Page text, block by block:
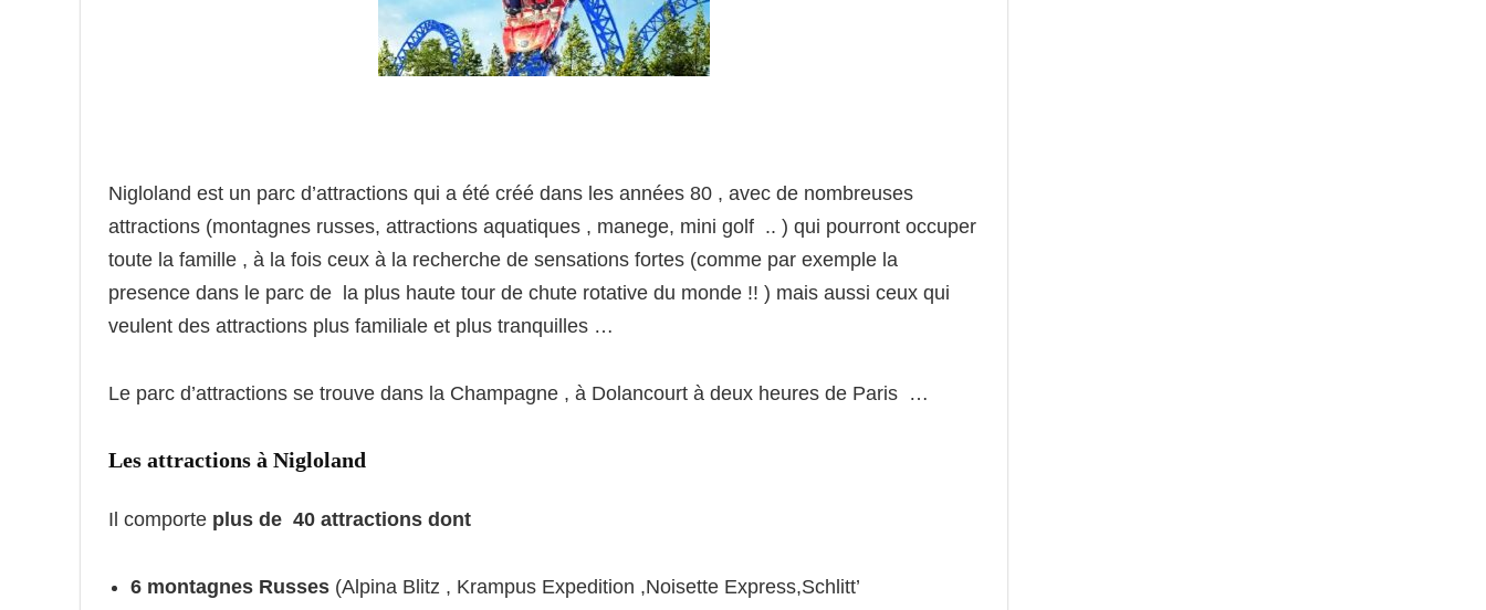
Nigloland est un parc d’attractions qui a été créé dans les années 80 , avec de nombreuses
attractions (montagnes russes, attractions aquatiques , manege, mini golf .. ) qui pourront occuper
toute la famille , à la fois ceux à la recherche de sensations fortes (comme par exemple la
presence dans le parc de la plus haute tour de chute rotative du monde !! ) mais aussi ceux qui
veulent des attractions plus familiale et plus tranquilles …
Le parc d’attractions se trouve dans la Champagne , à Dolancourt à deux heures de Paris …
Les attractions à Nigloland
Il comporte plus de 40 attractions dont
6 montagnes Russes (Alpina Blitz , Krampus Expedition ,Noisette Express,Schlitt’